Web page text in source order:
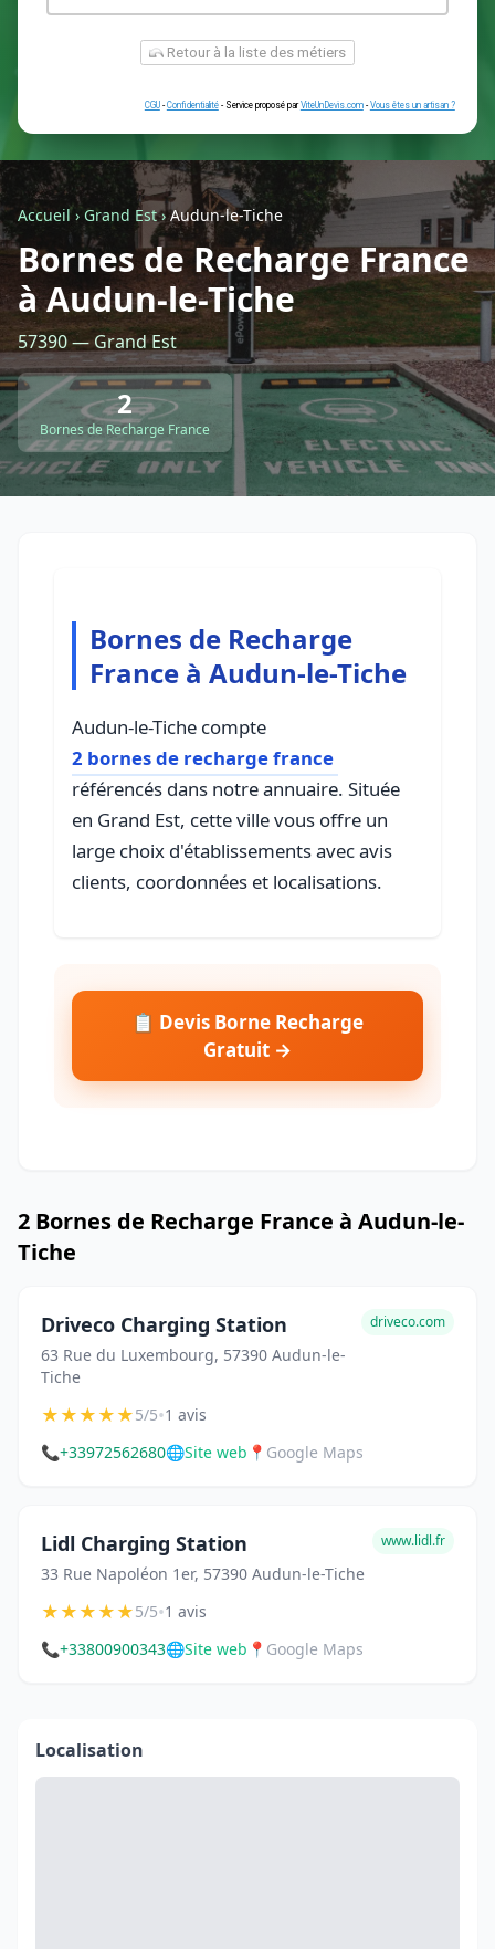
Une simple prise
Je ne sais pas encore
Autre
Retour à la liste des métiers
CGU-Confidentialité- Service proposé parViteUnDevis.com-Vous
Accueil› Grand Est›Audun-le-Tiche
Bornes de Recharge France
à Audun-le-Tiche
57390 — Grand Est
2
Bornes de Recharge France
Bornes de Recharge
France à Audun-le-Tiche
Audun-le-Tiche compte
2 bornes de recharge france
référencés dans notre annuaire. Située
en Grand Est, cette ville vous offre un
large choix d'établissements avec avis
clients, coordonnées et localisations.
📋 Devis Borne Recharge
Gratuit →
2 Bornes de Recharge France à Audun-le-
Tiche
Driveco Charging Station
63 Rue du Luxembourg, 57390 Audun-le-
Tiche
driveco.com
★★★★★5/5•1 avis
📞+33972562680🌐Site web 📍 Google Maps
Lidl Charging Station
33 Rue Napoléon 1er, 57390 Audun-le-Tiche
www.lidl.fr
★★★★★5/5•1 avis
📞+33800900343🌐Site web 📍 Google Maps
Localisation